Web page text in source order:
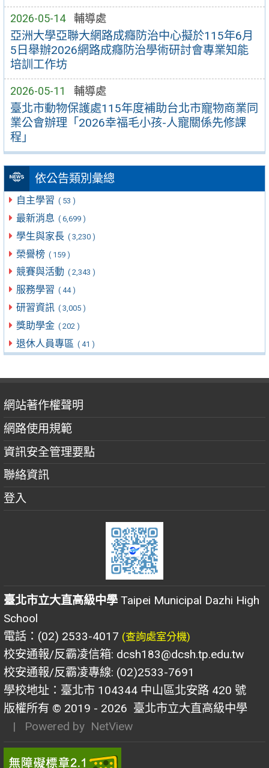
2026-05-14 輔導處
亞洲大學亞聯大網路成癮防治中心擬於115年6月
5日舉辦2026網路成癮防治學術研討會專業知能
培訓工作坊
2026-05-11 輔導處
臺北市動物保護處115年度補助台北市寵物商業同
業公會辦理「2026幸福毛小孩-人寵關係先修課
程」
依公告類別彙總
自主學習 ( 53 )
最新消息 ( 6,699 )
學生與家長 ( 3,230 )
榮譽榜 ( 159 )
競賽與活動 ( 2,343 )
服務學習 ( 44 )
研習資訊 ( 3,005 )
獎助學金 ( 202 )
退休人員專區 ( 41 )
網站著作權聲明
網路使用規範
資訊安全管理要點
聯絡資訊
登入
臺北市立大直高級中學 Taipei Municipal Dazhi High
School
電話：(02) 2533-4017 (查詢處室分機)
校安通報/反霸凌信箱: dcsh183@dcsh.tp.edu.tw
校安通報/反霸凌專線: (02)2533-7691
學校地址：臺北市 104344 中山區北安路 420 號
版權所有 © 2019 - 2026 臺北市立大直高級中學
| Powered by NetView